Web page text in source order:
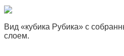
Вид «кубика Рубика» с
слоем.